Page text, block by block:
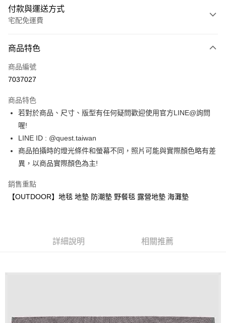
付款與運送方式
宅配免運費
信用卡一次付款
超商取貨付款
ATM付款
運送方式
全家取貨付款
每筆NT$60，滿NT$1,500(含以上)免運費
7-11取貨付款
每筆NT$60，滿NT$1,000(含以上)免運費
商品特色
商品編號
7037027
商品特色
若對於商品、尺寸、版型有任何疑問歡迎使用官方LINE@詢問
喔!
LINE ID : @quest.taiwan
商品拍攝時的燈光條件和螢幕不同，照片可能與實際顏色略有差
異，以商品實際顏色為主!
銷售重點
【OUTDOOR】地毯 地墊 防潮墊 野餐毯 露營地墊 海灘墊
詳細說明 相關推薦